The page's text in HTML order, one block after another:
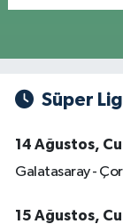
Süper
14 Ağustos,
Galatasaray -
15 Ağustos,